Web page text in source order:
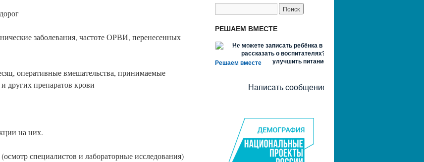
заболевания, частоте ОРВИ, перенесенных
оперативные вмешательства, принимаемые
других препаратов крови
на них.
специалистов и лабораторные исследования)
РЕШАЕМ ВМЕСТЕ
Решаем вместе
Не можете записать ребёнка в сад? Хотите
рассказать о воспитателях? Знаете, как
улучшить питание и занятия?
Написать сообщение